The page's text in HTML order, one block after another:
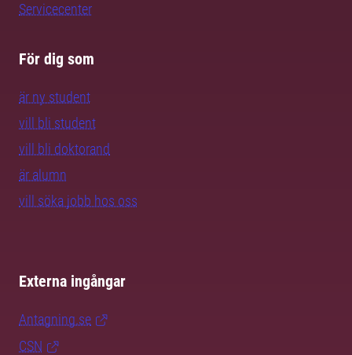
Servicecenter
För dig som
är ny student
vill bli student
vill bli doktorand
är alumn
vill söka jobb hos oss
Externa ingångar
Antagning.se
CSN